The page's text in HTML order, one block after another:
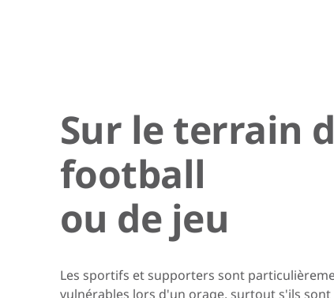
Sur le terrain
football
ou de jeu
Les sportifs et supporters sont
vulnérables lors d'un orage, surtout s'ils sont